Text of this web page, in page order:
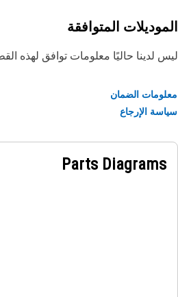
المتوافقة
لدينا حاليًا معلومات توافق لهذه
الضمان
الإرجاع
Parts Diagrams